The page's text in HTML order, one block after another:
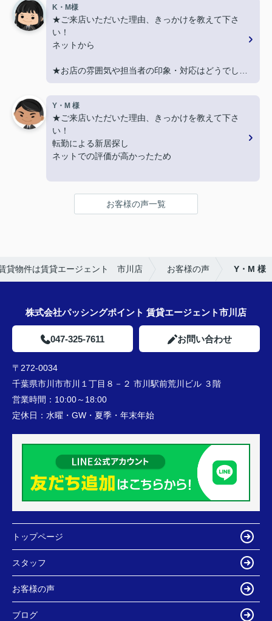
★担当者、または当店に一言お願い致します！
契約まで色々とご対応いただきありがとうございま
した！
K・M様
★ご来店いただいた理由、きっかけを教えて下さ
い！
ネットから
★お店の雰囲気や担当者の印象・対応はどうでした
か？
LINEでのコミュニケーションでやりやすい！
★担当者、または当店に一言お願い致します！
沢山LINEを送ってしまいましたが、
丁寧にご対応いただきありがとうございました‼
Y・M 様
★ご来店いただいた理由、きっかけを教えて下さ
い！
転勤による新居探し
ネットでの評価が高かったため
★お店の雰囲気や担当者の印象・対応はどうでした
明るく接しやすく、頼りになる方でした。
お客様の声一覧
貸物件は賃貸エージェント 市川店 お客様の声 Y・M 様
株式会社パッシングポイント 賃貸エージェント市川店
047-325-7611 お問い合わせ
〒272-0034
千葉県市川市市川１丁目８－２ 市川駅前荒川ビル ３階
営業時間： 10:00～18:00
定休日： 水曜・GW・夏季・年末年始
トップページ
スタッフ
お客様の声
ブログ